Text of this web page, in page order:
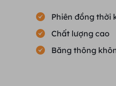
Phiên đồng thời
Chất lượng cao
Băng thông